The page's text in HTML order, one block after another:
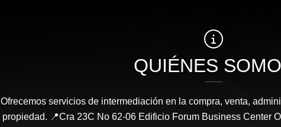
QUIÉNES
Ofrecemos servicios de intermediación en la compra, venta,
propiedad. 📍Cra 23C No 62-06 Edificio Forum Business Center